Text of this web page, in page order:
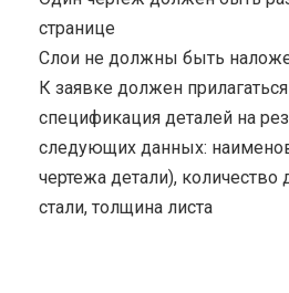
странице
Cлои не должны быть
К заявке должен
спецификация деталей на
следующих данных:
чертежа детали), количество
стали, толщина листа